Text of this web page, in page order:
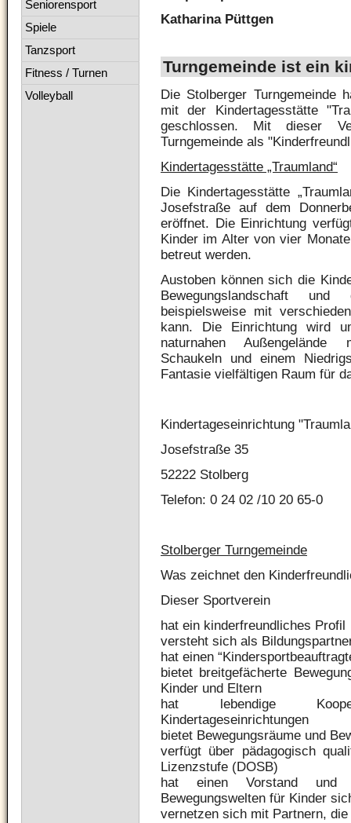
Katharina Püttgen
Turngemeinde ist ein
Die Stolberger Turngemeinde
mit der Kindertagesstätte
geschlossen. Mit dieser
Turngemeinde als
Kindertagesstätte „Traumland“
Die Kindertagesstätte
Josefstraße auf dem
eröffnet. Die Einrichtung
Kinder im Alter von vier
betreut werden.
Austoben können sich die
Bewegungslandschaft
beispielsweise mit
kann. Die Einrichtung wird
naturnahen Außengelände
Schaukeln und einem
Fantasie vielfältigen Raum für
Kindertageseinrichtung
Josefstraße 35
52222 Stolberg
Telefon: 0 24 02 /10 20 65-0
Stolberger Turngemeinde
Was zeichnet den
Dieser Sportverein
hat ein kinderfreundliches Profil
versteht sich als
hat einen
bietet breitgefächerte
Kinder und Eltern
hat lebendige
Kindertageseinrichtungen
bietet Bewegungsräume und
verfügt über pädagogisch
Lizenzstufe (DOSB)
hat einen Vorstand und
Bewegungswelten für Kinder
vernetzen sich mit Partnern,
Seniorensport
Spiele
Tanzsport
Fitness / Turnen
Volleyball